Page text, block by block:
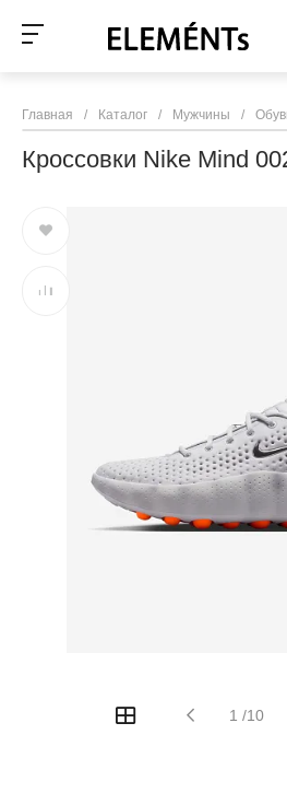
Главная / Каталог / Мужчины /
Кроссовки Nike Mind
1 /10